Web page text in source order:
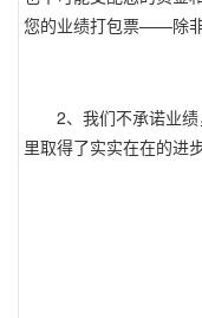
您的业绩打包票——除非
2、我们不承诺业绩
里取得了实实在在的进